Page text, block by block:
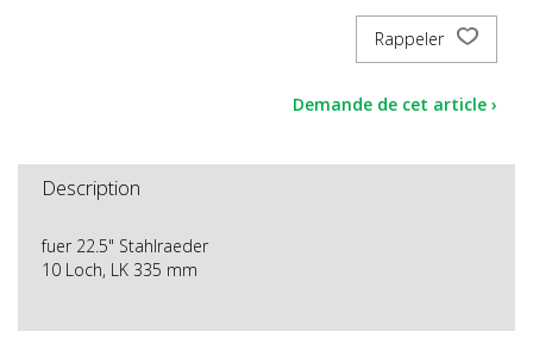
Rappeler
Demande de cet article ›
Description
fuer 22.5" Stahlraeder
10 Loch, LK 335 mm